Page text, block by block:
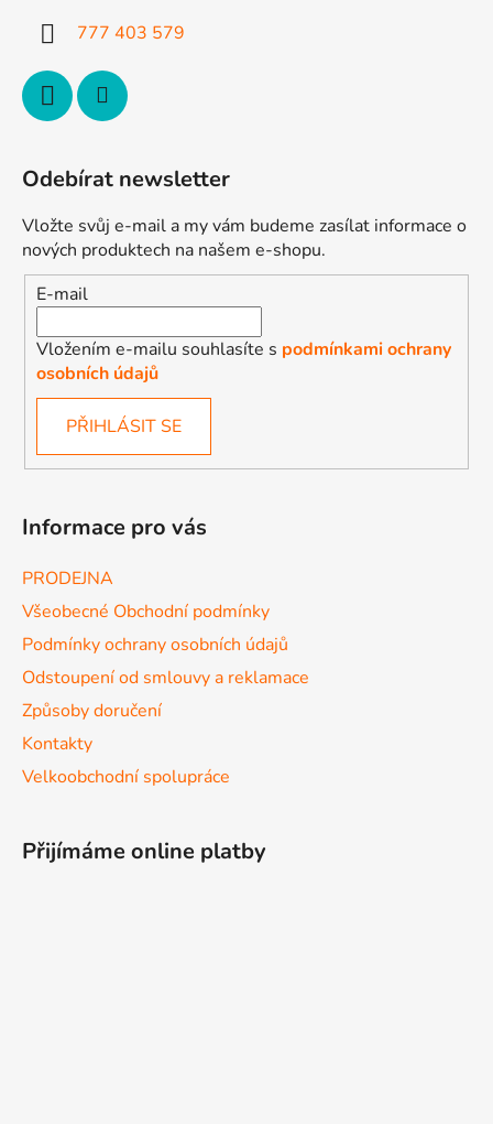
777 403 579
Odebírat newsletter
Vložte svůj e-mail a my vám budeme zasílat informace o
nových produktech na našem e-shopu.
E-mail
Vložením e-mailu souhlasíte s podmínkami ochrany
osobních údajů
PŘIHLÁSIT SE
Informace pro vás
PRODEJNA
Všeobecné Obchodní podmínky
Podmínky ochrany osobních údajů
Odstoupení od smlouvy a reklamace
Způsoby doručení
Kontakty
Velkoobchodní spolupráce
Přijímáme online platby